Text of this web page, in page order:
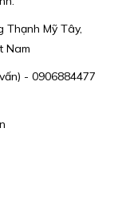
Thạnh Mỹ Tây,
Nam
- 0906884477